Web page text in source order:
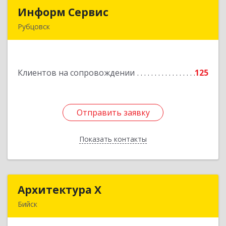
Информ Сервис
Рубцовск
Клиентов на сопровождении 125
Отправить заявку
Показать контакты
Подробнее
Отправить заявку
Назад
Архитектура Х
Бийск